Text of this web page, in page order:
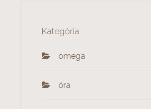
Kategória
omega
óra